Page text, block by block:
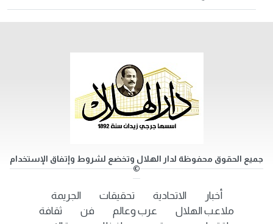
جميع الحقوق محفوظة لدار الهلال وتخضع لشروط وإتفاق الإستخدام
©
أخبار الاتحادية تحقيقات
الجريمة
ملاعب الهلال
عرب وعالم فن
ثقافة